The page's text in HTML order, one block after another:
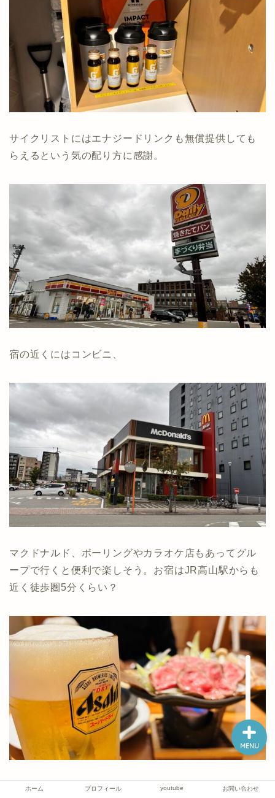
サイクリストにはエナジードリンクも無償提供しても
らえるという気の配り方に感謝。
宿の近くにはコンビニ、
マクドナルド、ボーリングやカラオケ店もあってグル
ープで行くと便利で楽しそう。お宿はJR高山駅からも
近く徒歩圏5分くらい？
私達はせっかくなので夕飯はJR高山駅近くの居酒屋さ
ホーム プロフィール youtube お問い合わせ
MENU
ホーム
youtube
お問い合わせ